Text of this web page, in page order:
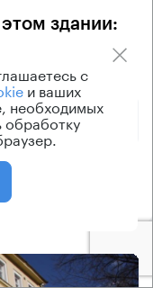
здании:
с
и ваших
необходимых
обработку